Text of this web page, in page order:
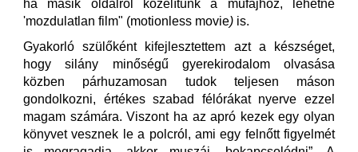
ha másik oldalról közelítünk a műfajhoz, lehetne
'mozdulatlan film" (motionless movie) is.
Gyakorló szülőként kifejlesztettem azt a készséget,
hogy silány minőségű gyerekirodalom olvasása
közben párhuzamosan tudok teljesen máson
gondolkozni, értékes szabad félórákat nyerve ezzel
magam számára. Viszont ha az apró kezek egy olyan
könyvet vesznek le a polcról, ami egy felnőtt figyelmét